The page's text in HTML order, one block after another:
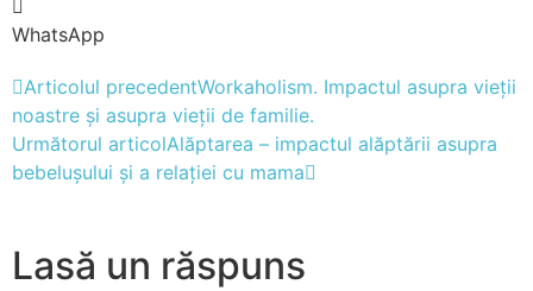
WhatsApp
Articolul precedentWorkaholism. Impactul asupra vieții
noastre și asupra vieții de familie.
Următorul articolAlăptarea – impactul alăptării asupra
bebelușului și a relației cu mama
Lasă un răspuns